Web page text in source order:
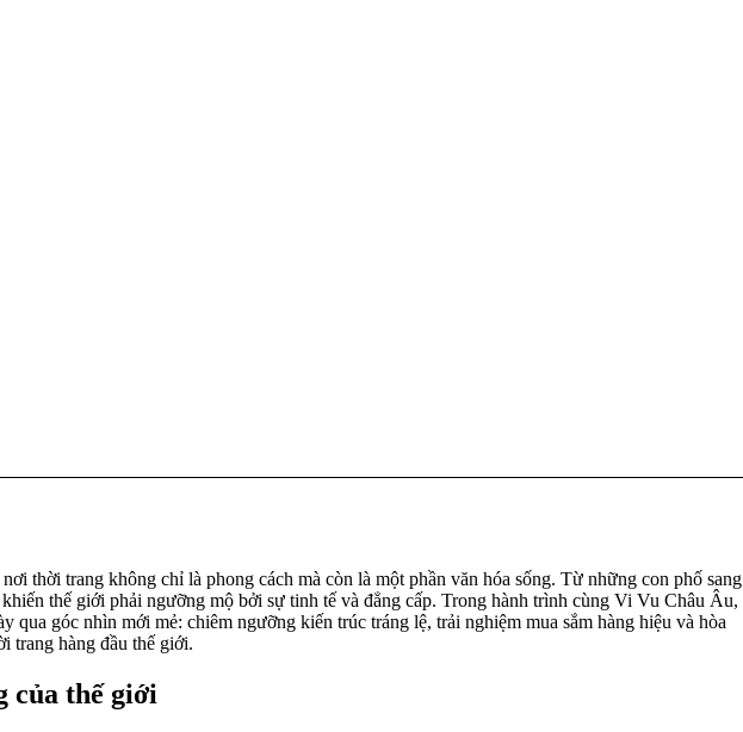
thời trang không chỉ là phong cách mà còn là một phần văn hóa sống. Từ những con phố sang
thế giới phải ngưỡng mộ bởi sự tinh tế và đẳng cấp. Trong hành trình cùng Vi Vu Châu Âu,
qua góc nhìn mới mẻ: chiêm ngưỡng kiến trúc tráng lệ, trải nghiệm mua sắm hàng hiệu và hòa
trang hàng đầu thế giới.
của thế giới